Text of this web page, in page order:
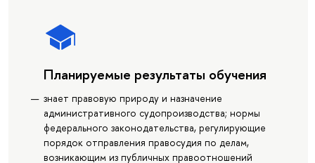
Планируемые результаты обучения
знает правовую природу и назначение
административного судопроизводства; нормы
федерального законодательства, регулирующие
порядок отправления правосудия по делам,
возникающим из публичных правоотношений